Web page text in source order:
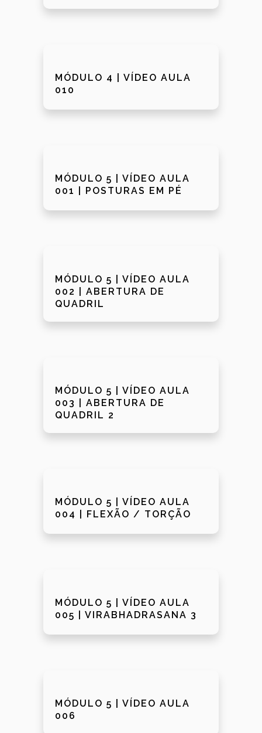
MÓDULO 4 | VÍDEO AULA
010
MÓDULO 5 | VÍDEO AULA
001 | POSTURAS EM PÉ
MÓDULO 5 | VÍDEO AULA
002 | ABERTURA DE
QUADRIL
MÓDULO 5 | VÍDEO AULA
003 | ABERTURA DE
QUADRIL 2
MÓDULO 5 | VÍDEO AULA
004 | FLEXÃO / TORÇÃO
MÓDULO 5 | VÍDEO AULA
005 | VIRABHADRASANA 3
MÓDULO 5 | VÍDEO AULA
006